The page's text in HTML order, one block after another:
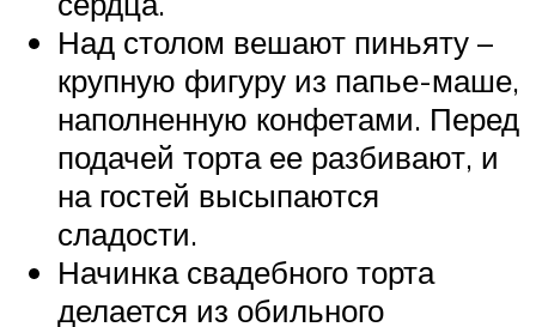
Над столом вешают пиньяту –
крупную фигуру из папье-маше,
наполненную конфетами. Перед
подачей торта ее разбивают, и
на гостей высыпаются
сладости.
Начинка свадебного торта
делается из обильного